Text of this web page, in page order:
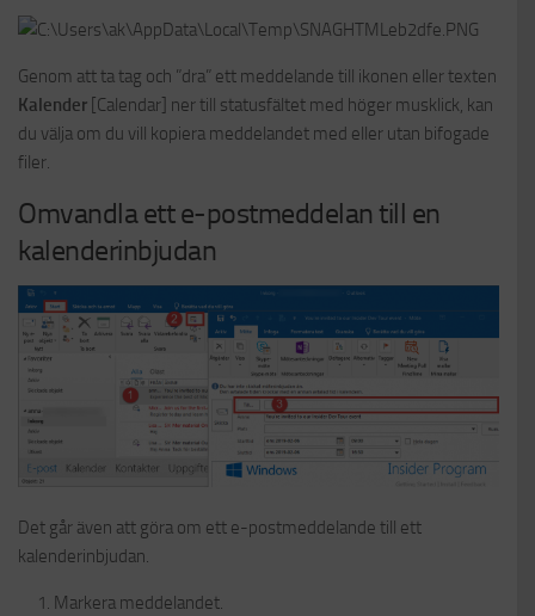
Genom att ta tag och ”dra” ett meddelande till ikonen eller texten
Kalender [Calendar] ner till statusfältet med höger musklick, kan
du välja om du vill kopiera meddelandet med eller utan bifogade
filer.
Omvandla ett e-postmeddelan till en
kalenderinbjudan
Det går även att göra om ett e-postmeddelande till ett
kalenderinbjudan.
Markera meddelandet.